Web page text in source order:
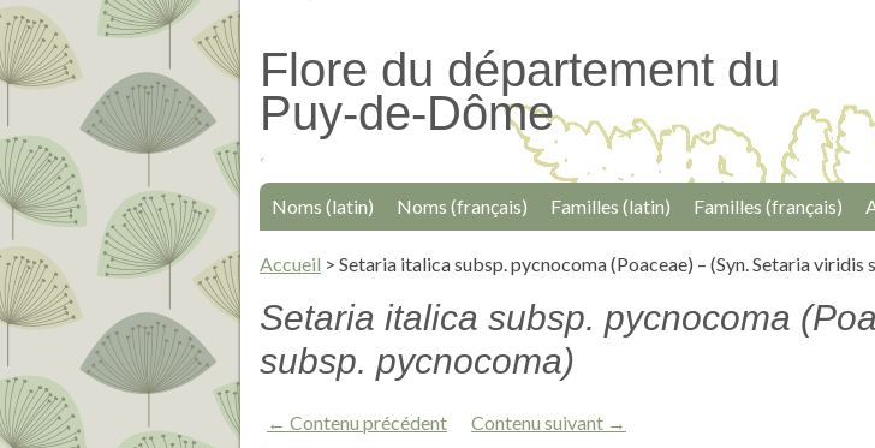
Passer
au
contenu
Flore du département du
Puy-de-Dôme
Noms (latin) Noms (français) Familles (latin) Familles (français)
Accueil > Setaria italica subsp. pycnocoma (Poaceae) – (Syn. Setaria viridis
Setaria italica subsp. pycnocoma
subsp. pycnocoma)
← Contenu précédent Contenu suivant →